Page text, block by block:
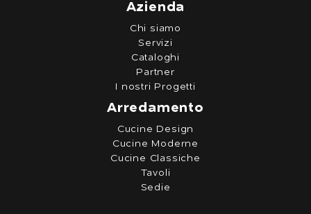
Azienda
Chi siamo
Servizi
Cataloghi
Partner
I nostri Progetti
Arredamento
Cucine Design
Cucine Moderne
Cucine Classiche
Tavoli
Sedie